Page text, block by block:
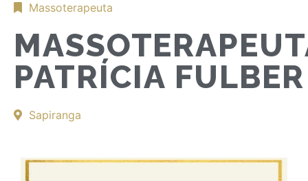
Massoterapeuta
PATRÍCIA FULBER
Sapiranga